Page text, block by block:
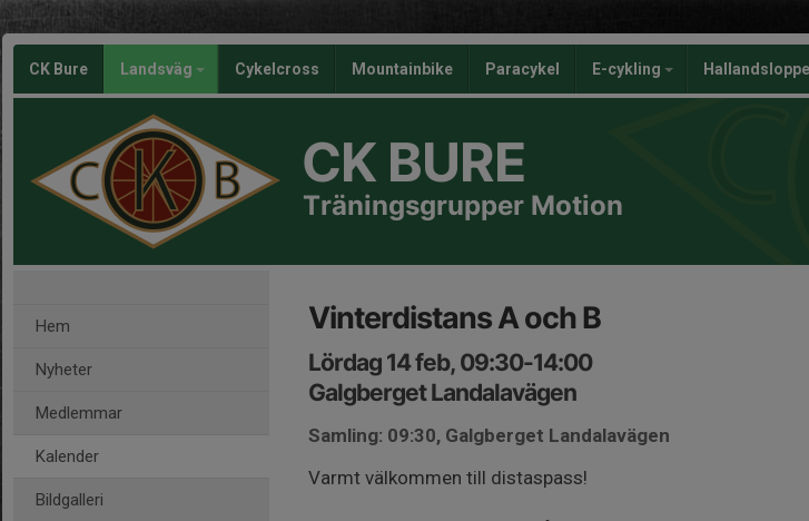
CK Bure Landsväg Cykelcross Mountainbike Paracykel E-cykling
CK BURE
Träningsgrupper Motion
Hem
Nyheter
Medlemmar
Kalender
Bildgalleri
Vinterdistans A och B
Lördag 14 feb, 09:30-14:00
Galgberget Landalavägen
Samling: 09:30, Galgberget Landalavägen
Varmt välkommen till distaspass!